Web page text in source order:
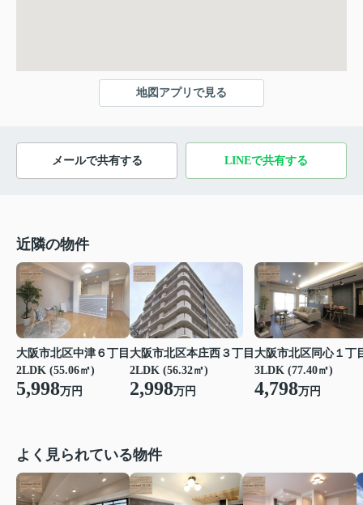
地図アプリで見る
メールで共有する LINEで共有する
近隣の物件
大阪市北区中津６丁目
2LDK (55.06㎡)
5,998万円
大阪市北区本庄西３丁目
2LDK (56.32㎡)
2,998万円
大阪市北区同心１丁
3LDK (77.40㎡)
4,798万円
よく見られている物件